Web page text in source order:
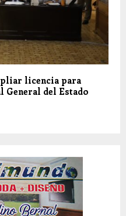
licencia para
General del Estado